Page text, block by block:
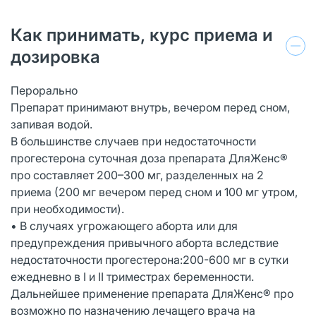
Как принимать, курс приема и
дозировка
Перорально
Препарат принимают внутрь, вечером перед сном,
запивая водой.
В большинстве случаев при недостаточности
прогестерона суточная доза препарата ДляЖенс®
про составляет 200–300 мг, разделенных на 2
приема (200 мг вечером перед сном и 100 мг утром,
при необходимости).
• В случаях угрожающего аборта или для
предупреждения привычного аборта вследствие
недостаточности прогестерона:200-600 мг в сутки
ежедневно в I и II триместрах беременности.
Дальнейшее применение препарата ДляЖенс® про
возможно по назначению лечащего врача на